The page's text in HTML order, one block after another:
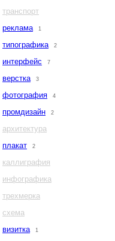
транспорт
реклама
1
типографика 2
интерфейс 7
верстка 3
фотография 4
промдизайн 2
архитектура
плакат
2
каллиграфия
инфографика
трехмерка
схема
визитка
1